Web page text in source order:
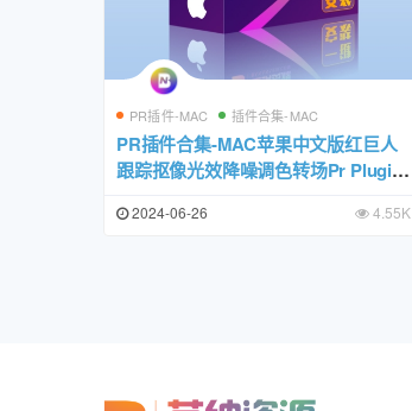
PR插件-MAC 插件合集-MAC
PR插件合集-MAC苹果中文版红巨人
跟踪抠像光效降噪调色转场Pr Plugin
2024-06-26 4.55K